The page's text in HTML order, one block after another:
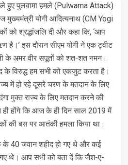
हुए पुलवामा हमले (Pulwama Attack)
योगी आदित्यनाथ (CM Yogi
को श्रद्धांजलि दी और कहा कि, ‘आप
है।’ इस दौरान सीएम योगी ने एक ट्वीट
के अमर वीर सपूतों को शत-शत नमन।
विरुद्ध हम सभी को एकजुट करता है।
में हो रहे दूसरे चरण के मतदान के लिए
मुक्त राज्य के लिए मतदान करने की
होंगे कि आज के ही दिन साल 2019 में
की बस पर आतंकी हमला किया था।
के 40 जवान शहीद हो गए थे और कई
थे। आप सभी को बता दें कि जैश-ए-